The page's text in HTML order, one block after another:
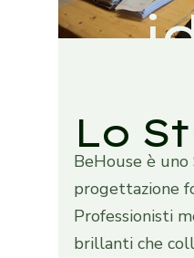
Lo
BeHouse è
progettazione
Professionisti
brillanti che